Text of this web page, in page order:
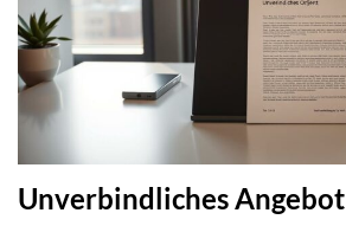
Unverbindliches Angebot